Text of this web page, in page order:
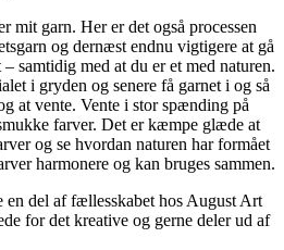
mit garn. Her er det også processen
og dernæst endnu vigtigere at gå
samtidig med at du er et med naturen.
i gryden og senere få garnet i og så
at vente. Vente i stor spænding på
farver. Det er kæmpe glæde at
og se hvordan naturen har formået
harmonere og kan bruges sammen.
en del af fællesskabet hos August Art
for det kreative og gerne deler ud af